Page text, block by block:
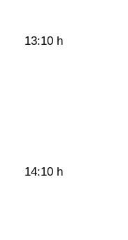
13:10 h
14:10 h